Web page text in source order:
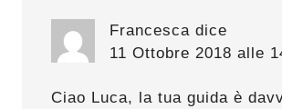
lettore
Francesca dice
11 Ottobre 2018 alle
Ciao Luca, la tua guida è